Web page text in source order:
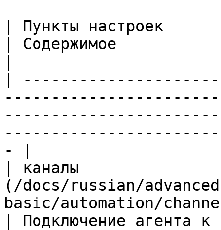
| Пункты настроек
| Содержимое
|
- |
| каналы
(/docs/russian/
basic/automation/
| Подключение агента